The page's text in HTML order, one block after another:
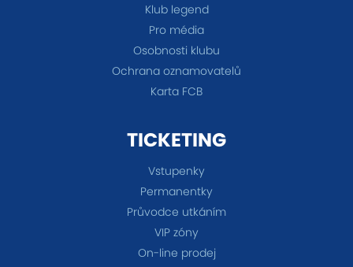
Klub legend
Pro média
Osobnosti klubu
Ochrana oznamovatelů
Karta FCB
TICKETING
Vstupenky
Permanentky
Průvodce utkáním
VIP zóny
On-line prodej